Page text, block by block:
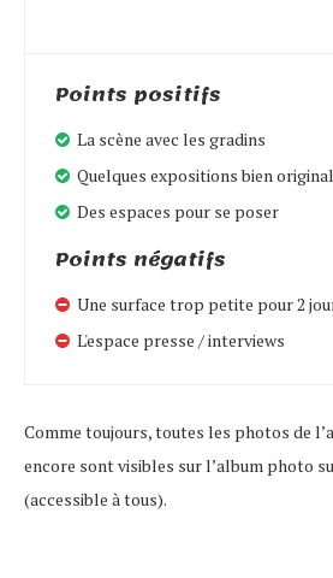
Points positifs
La scène avec les gradins
Quelques expositions bien
Des espaces pour se poser
Points négatifs
Une surface trop petite pour 2
L'espace presse / interviews
Comme toujours, toutes les photos de
encore sont visibles sur l’album photo
(accessible à tous).